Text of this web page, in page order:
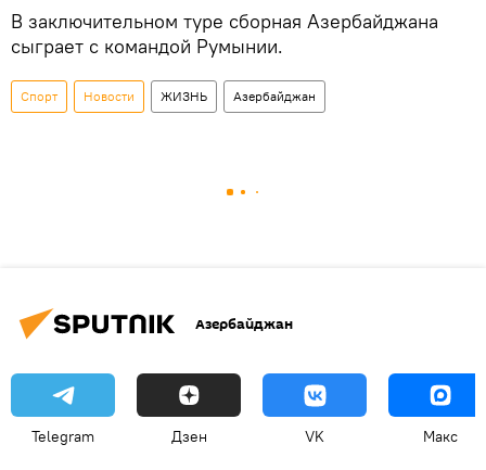
В заключительном туре сборная Азербайджана
сыграет с командой Румынии.
Спорт Новости ЖИЗНЬ Азербайджан
Азербайджан
Telegram Дзен VK Макс